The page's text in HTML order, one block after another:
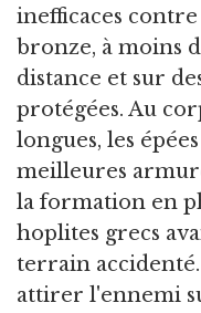
inefficaces
bronze, à moins
distance et sur
protégées. Au
longues, les
meilleures
la formation en
hoplites grecs
terrain
attirer l'ennemi